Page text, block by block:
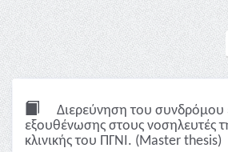
Διερεύνηση του συνδρόμου
εξουθένωσης στους νοσηλευτές
κλινικής του ΠΓΝΙ. (Master thesis)